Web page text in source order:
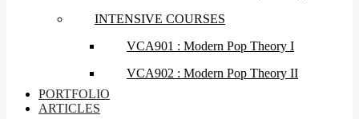
INTENSIVE COURSES
VCA901 : Modern Pop Theory I
VCA902 : Modern Pop Theory II
PORTFOLIO
ARTICLES